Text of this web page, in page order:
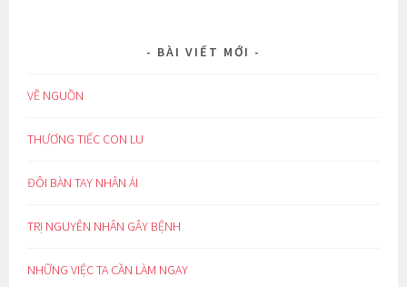
BÀI VIẾT MỚI
VỀ NGUỒN
THƯƠNG TIẾC CON LU
ĐÔI BÀN TAY NHÂN ÁI
TRỊ NGUYÊN NHÂN GÂY BỆNH
NHỮNG VIỆC TA CẦN LÀM NGAY